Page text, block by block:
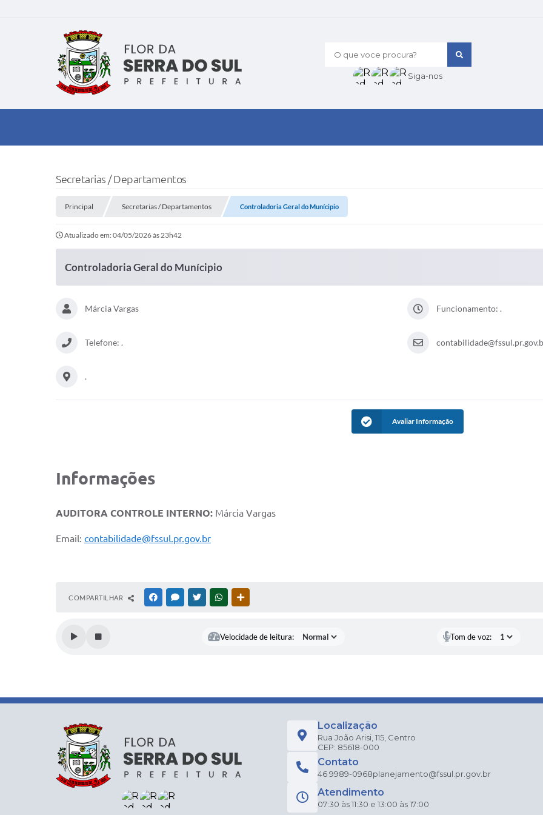
O que voce procura?
Siga-nos
Secretarias / Departamentos
Principal Secretarias / Departamentos Controladoria Geral do Munícipio
Atualizado em: 04/05/2026 às 23h42
Controladoria Geral do Munícipio
Márcia Vargas Funcionamento: .
Telefone: .
.
Avaliar Informação
Informações
AUDITORA CONTROLE INTERNO: Márcia Vargas
Email: contabilidade@fssul.pr.gov.br
COMPARTILHAR FACEBOOKMESSENGER
TWITTERWHATSAPP
Velocidade de leitura: Tom de voz:
Localização
Rua João Arisi, 115, Centro
CEP: 85618-000
Contato
46 9989-0968planejamento@fssul.pr.gov.br
Atendimento
07:30 às 11:30 e 13:00 às 17:00